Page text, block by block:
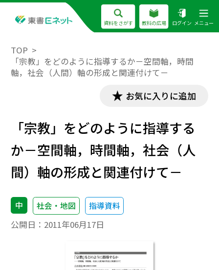
資料をさがす 教科の広場 ログイン メニュー
TOP
「宗教」をどのように指導するか－空間軸，時間
軸，社会（人間）軸の形成と関連付けて－
お気に入りに追加
「宗教」をどのように指導する
か－空間軸，時間軸，社会（人
間）軸の形成と関連付けて－
中 社会・地図 指導資料
公開日： 2011年06月17日